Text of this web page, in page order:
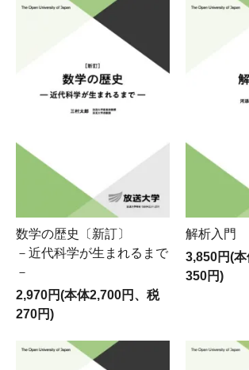
数学の歴史〔新訂〕
－近代科学が生まれるまで
－
2,970円(本体2,700円、税
270円)
解析入門
3,850円(
350円)